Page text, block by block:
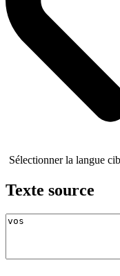
Sélectionner la langue
Texte source